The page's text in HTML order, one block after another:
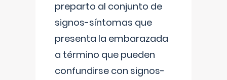
preparto al conjunto de
signos-síntomas que
presenta la embarazada
a término que pueden
confundirse con signos-